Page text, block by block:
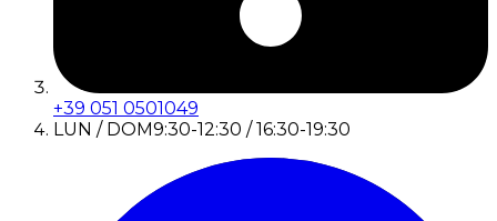
+39 051 0501049
LUN / DOM9:30-12:30 / 16:30-19:30